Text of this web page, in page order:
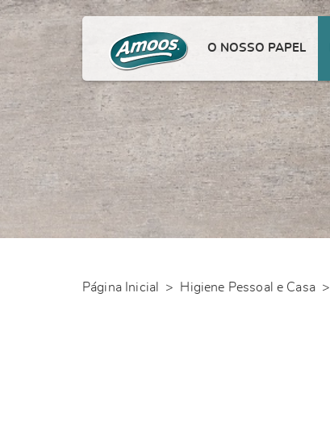
O NOSSO PAPEL
Página Inicial > Higiene Pessoal e Casa >